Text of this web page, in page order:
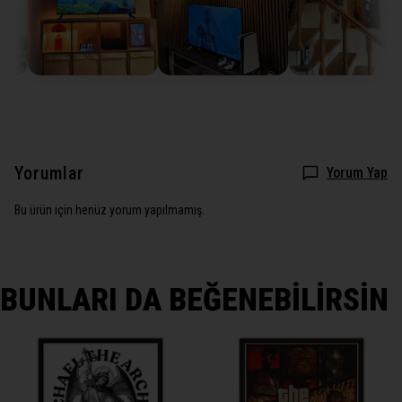
Yorumlar Yorum Yap
Bu ürün için henüz yorum yapılmamış.
BUNLARI DA BEĞENEBİLİRSİN